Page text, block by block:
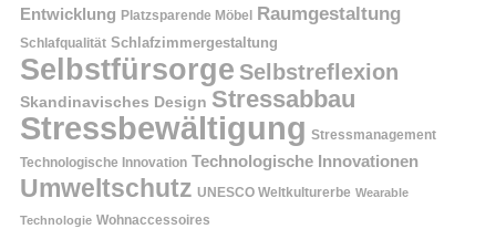
Entwicklung Platzsparende Möbel Raumgestaltung
Schlafqualität Schlafzimmergestaltung
Selbstfürsorge Selbstreflexion
Skandinavisches Design Stressabbau
Stressbewältigung Stressmanagement
Technologische Innovation Technologische Innovationen
Umweltschutz UNESCO Weltkulturerbe Wearable
Technologie Wohnaccessoires